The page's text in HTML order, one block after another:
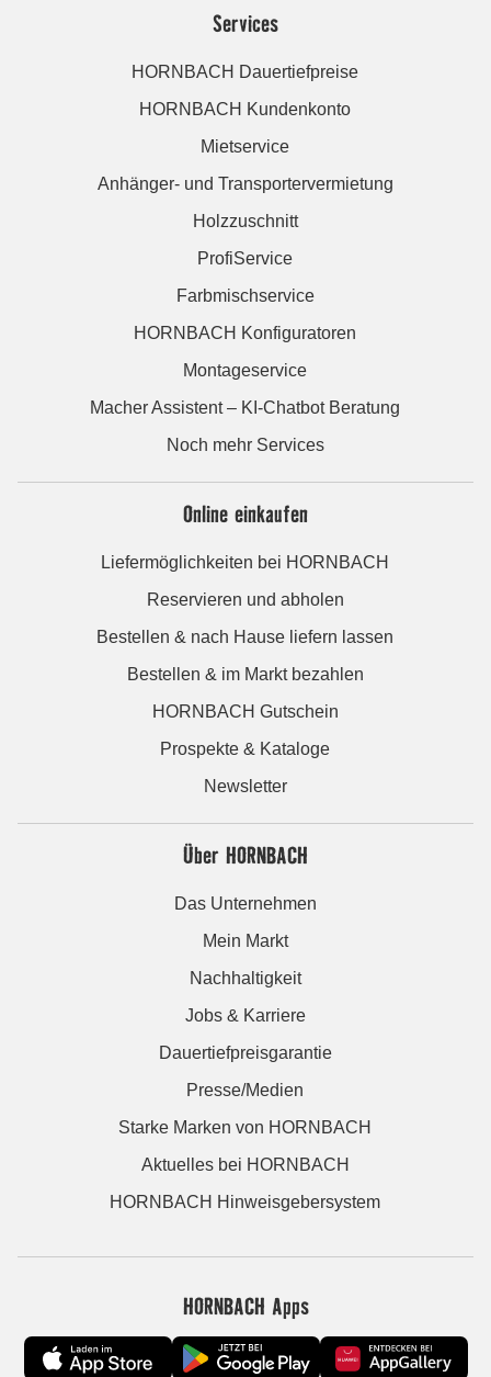
Services
HORNBACH Dauertiefpreise
HORNBACH Kundenkonto
Mietservice
Anhänger- und Transportervermietung
Holzzuschnitt
ProfiService
Farbmischservice
HORNBACH Konfiguratoren
Montageservice
Macher Assistent – KI-Chatbot Beratung
Noch mehr Services
Online einkaufen
Liefermöglichkeiten bei HORNBACH
Reservieren und abholen
Bestellen & nach Hause liefern lassen
Bestellen & im Markt bezahlen
HORNBACH Gutschein
Prospekte & Kataloge
Newsletter
Über HORNBACH
Das Unternehmen
Mein Markt
Nachhaltigkeit
Jobs & Karriere
Dauertiefpreisgarantie
Presse/Medien
Starke Marken von HORNBACH
Aktuelles bei HORNBACH
HORNBACH Hinweisgebersystem
HORNBACH Apps